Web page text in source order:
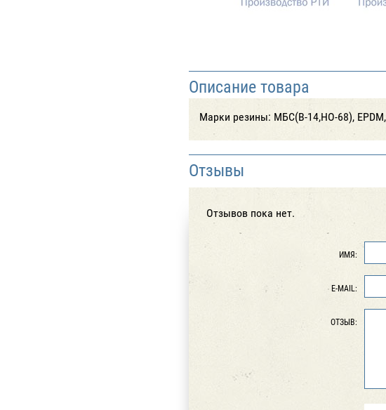
Описание товара
Марки резины: МБС(В-14,НО-68),
Отзывы
Отзывов пока нет.
ИМЯ:
E-MAIL:
ОТЗЫВ: